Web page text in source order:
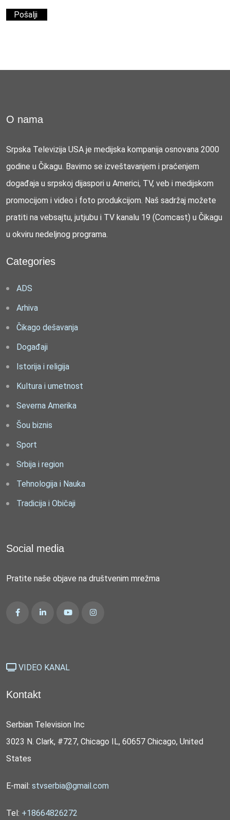
O nama
Srpska Televizija USA je medijska kompanija osnovana 2000
godine u Čikagu. Bavimo se izveštavanjem i praćenjem
događaja u srpskoj dijaspori u Americi, TV, veb i medijskom
promocijom i video i foto produkcijom. Naš sadržaj možete
pratiti na vebsajtu, jutjubu i TV kanalu 19 (Comcast) u Čikagu
u okviru nedeljnog programa.
Categories
ADS
Arhiva
Čikago dešavanja
Događaji
Istorija i religija
Kultura i umetnost
Severna Amerika
Šou biznis
Sport
Srbija i region
Tehnologija i Nauka
Tradicija i Običaji
Social media
Pratite naše objave na društvenim mrežma
VIDEO KANAL
Kontakt
Serbian Television Inc
3023 N. Clark, #727, Chicago IL, 60657 Chicago, United
States
E-mail: stvserbia@gmail.com
Tel: +18664826272